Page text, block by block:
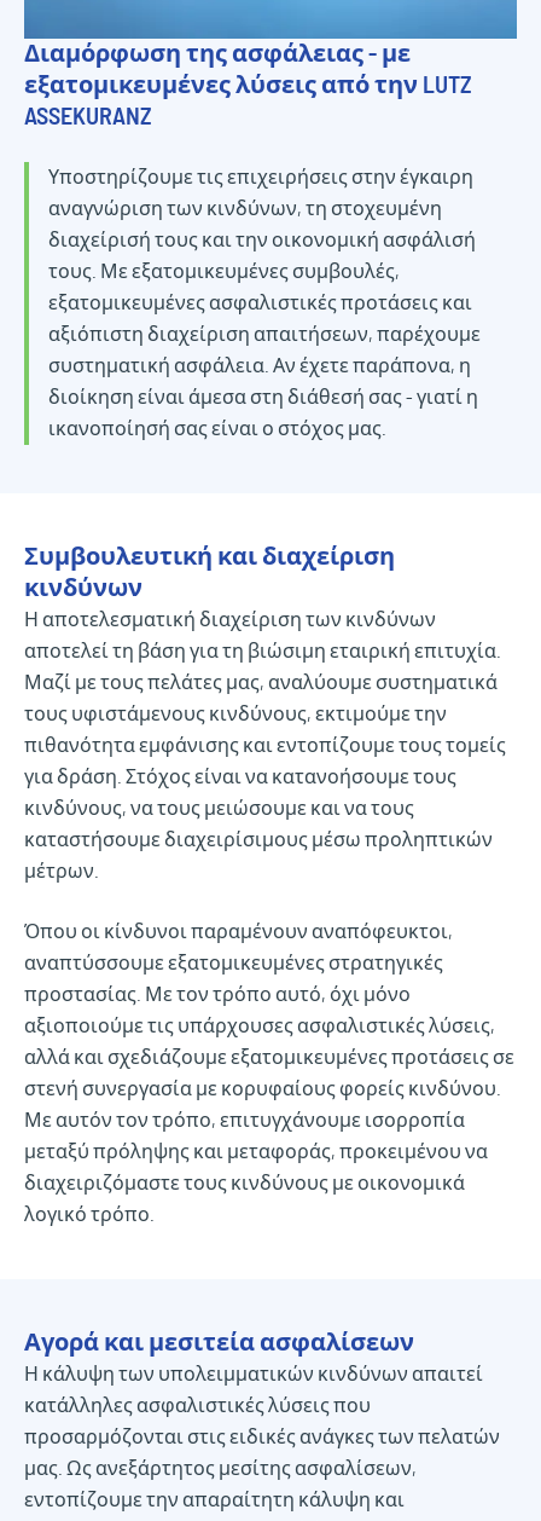
Διαμόρφωση της ασφάλειας - με
εξατομικευμένες λύσεις από την LUTZ
ASSEKURANZ
Υποστηρίζουμε τις επιχειρήσεις στην έγκαιρη
αναγνώριση των κινδύνων, τη στοχευμένη
διαχείρισή τους και την οικονομική ασφάλισή
τους. Με εξατομικευμένες συμβουλές,
εξατομικευμένες ασφαλιστικές προτάσεις και
αξιόπιστη διαχείριση απαιτήσεων, παρέχουμε
συστηματική ασφάλεια. Αν έχετε παράπονα, η
διοίκηση είναι άμεσα στη διάθεσή σας - γιατί η
ικανοποίησή σας είναι ο στόχος μας.
Συμβουλευτική και διαχείριση
κινδύνων
Η αποτελεσματική διαχείριση των κινδύνων
αποτελεί τη βάση για τη βιώσιμη εταιρική επιτυχία.
Μαζί με τους πελάτες μας, αναλύουμε συστηματικά
τους υφιστάμενους κινδύνους, εκτιμούμε την
πιθανότητα εμφάνισης και εντοπίζουμε τους τομείς
για δράση. Στόχος είναι να κατανοήσουμε τους
κινδύνους, να τους μειώσουμε και να τους
καταστήσουμε διαχειρίσιμους μέσω προληπτικών
μέτρων.
Όπου οι κίνδυνοι παραμένουν αναπόφευκτοι,
αναπτύσσουμε εξατομικευμένες στρατηγικές
προστασίας. Με τον τρόπο αυτό, όχι μόνο
αξιοποιούμε τις υπάρχουσες ασφαλιστικές λύσεις,
αλλά και σχεδιάζουμε εξατομικευμένες προτάσεις σε
στενή συνεργασία με κορυφαίους φορείς κινδύνου.
Με αυτόν τον τρόπο, επιτυγχάνουμε ισορροπία
μεταξύ πρόληψης και μεταφοράς, προκειμένου να
διαχειριζόμαστε τους κινδύνους με οικονομικά
λογικό τρόπο.
Αγορά και μεσιτεία ασφαλίσεων
Η κάλυψη των υπολειμματικών κινδύνων απαιτεί
κατάλληλες ασφαλιστικές λύσεις που
προσαρμόζονται στις ειδικές ανάγκες των πελατών
μας. Ως ανεξάρτητος μεσίτης ασφαλίσεων,
εντοπίζουμε την απαραίτητη κάλυψη και